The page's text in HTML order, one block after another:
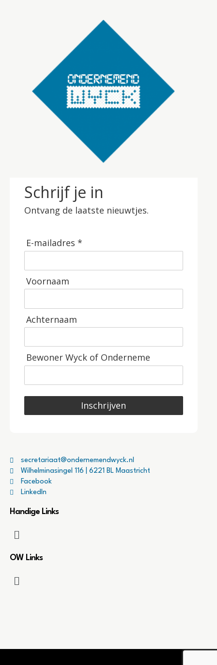
Schrijf je in
Ontvang de laatste nieuwtjes.
E-mailadres *
Voornaam
Achternaam
Bewoner Wyck of Onderneme
Inschrijven
secretariaat@ondernemendwyck.nl
Wilhelminasingel 116 | 6221 BL Maastricht
Facebook
LinkedIn
Handige Links
OW Links